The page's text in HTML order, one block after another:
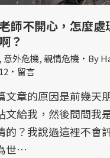
師不開心，怎麼處
？
, 意外危機,親情危機 By
留言
文章的原因是前幾天
文給我，然後問問我
的？我說過這裡不會
世…